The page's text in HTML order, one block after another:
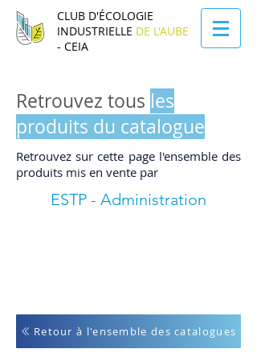
CLUB D'ÉCOLOGIE
INDUSTRIELLE DE L'AUBE
- CEIA
Retrouvez tous les
produits du catalogue
Retrouvez sur cette page l'ensemble des
produits mis en vente par
ESTP - Administration
Retour à l'ensemble des catalogues